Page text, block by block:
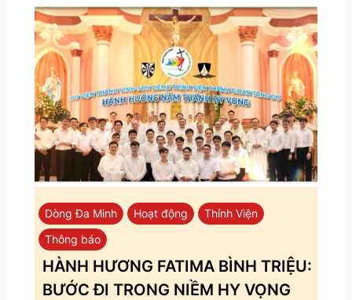
Dòng Đa Minh Hoạt động
Thỉnh Viện
Thông báo
HÀNH HƯƠNG FATIMA BÌNH TRIỆU:
BƯỚC ĐI TRONG NIỀM HY VỌNG